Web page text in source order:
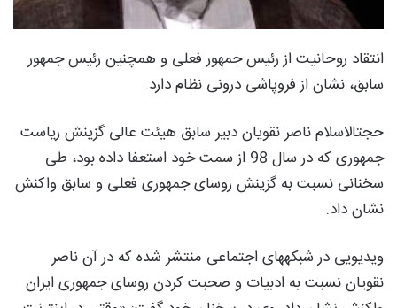
انتقاد روحانیت از رئیس جمهور فعلی و همچنین رئیس جمهور
سابق، نشان از فروپاشی درونی نظام دارد.
حجتالاسلام ناصر نقویان دبیر سابق هیئت عالی گزینش ریاست
جمهوری که در سال 98 از سمت خود استعفا داده بود، طی
سخنانی نسبت به گزینش روسای جمهوری فعلی و سابق واکنش
نشان داد.
ویدیویی در شبکههای اجتماعی منتشر شده که در آن ناصر
نقویان نسبت به ادبیات و صحبت کردن روسای جمهوری ایران